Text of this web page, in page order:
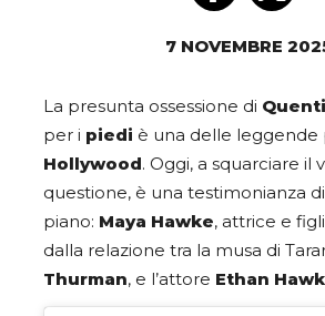
7 NOVEMBRE
La presunta ossessione di
per i piedi è una delle leggende
Hollywood . Oggi, a squarciare il
questione, è una testimonianza
piano: Maya Hawke, attrice e
dalla relazione tra la musa di
Thurman, e l’attore Ethan